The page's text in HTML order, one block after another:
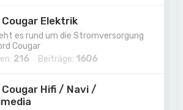
Cougar Elektrik
es rund um die Stromversorgung
Cougar
216 Beiträge: 1606
Cougar Hifi / Navi /